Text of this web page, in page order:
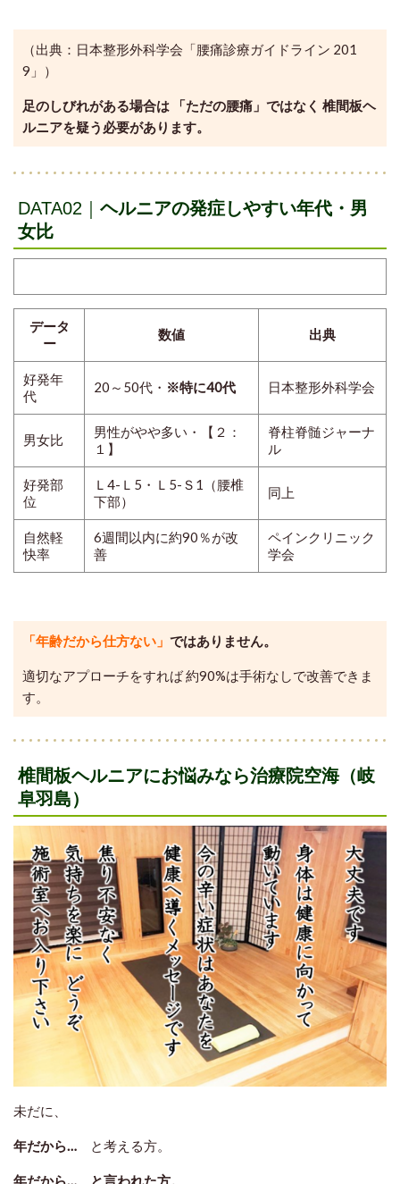
（出典：日本整形外科学会「腰痛診療ガイドライン 201
9」）
足のしびれがある場合は 「ただの腰痛」ではなく 椎間板ヘ
ルニアを疑う必要があります。
DATA02｜ ヘルニアの発症しやすい年代・男
女比
データ
ー
数値 出典
好発年
代
20～50代・ ※特に40代 日本整形外科学会
男女比
男性がやや多い・【２：
１】
脊柱脊髄ジャーナ
ル
好発部
位
Ｌ4-Ｌ5・Ｌ5-Ｓ1（腰椎
下部）
同上
自然軽
快率
6週間以内に約90％が改
善
ペインクリニック
学会
「年齢だから仕方ない」 ではありません。
適切なアプローチをすれば 約90%は手術なしで改善できま
す。
椎間板ヘルニアにお悩みなら治療院空海（岐
阜羽島）
未だに、
年だから… と考える方。
年だから… と言われた方。